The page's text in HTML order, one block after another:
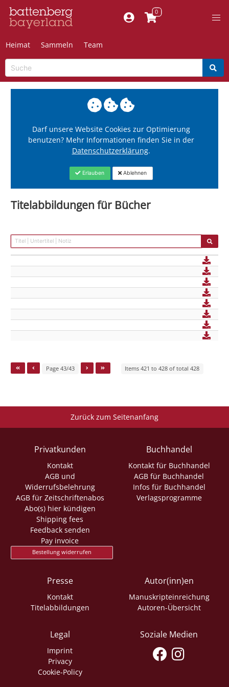
Heimat Sammeln Team
Darf unsere Website Cookies zur Optimierung
benutzen? Mehr Informationen finden Sie in der
Datenschutzerklärung.
Erlauben Ablehnen
Titelabbildungen für Bücher
Page 43/43 Items 421 to 428 of total 428
Zurück zum Seitenanfang
Privatkunden
Kontakt
AGB und
Widerrufsbelehrung
AGB für Zeitschriftenabos
Abo(s) hier kündigen
Shipping fees
Feedback senden
Pay invoice
Bestellung widerrufen
Buchhandel
Kontakt für Buchhandel
AGB für Buchhandel
Infos für Buchhandel
Verlagsprogramme
Presse
Kontakt
Titelabbildungen
Autor(inn)en
Manuskripteinreichung
Autoren-Übersicht
Legal
Imprint
Privacy
Cookie-Policy
Soziale Medien